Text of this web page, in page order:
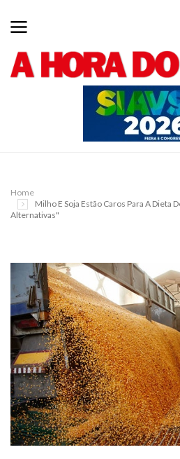
Home
Milho E Soja Estão Caros Para A Dieta
Alternativas"